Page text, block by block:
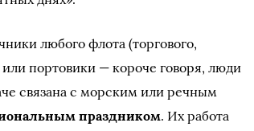
любого флота (торгового,
портовики — короче говоря, люди
связана с морским или речным
праздником. Их работа